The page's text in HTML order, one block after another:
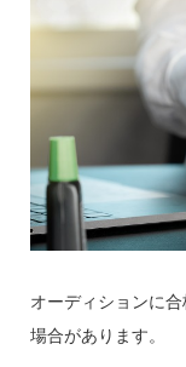
オーディションに
場合があります。